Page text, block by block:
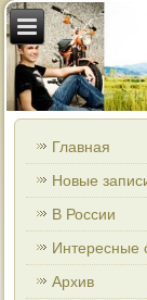
Главная
Новые
В России
Интересные
Архив